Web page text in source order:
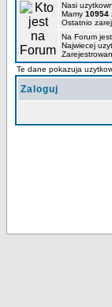
Nasi
Mamy 10954
Ostatnio
Na Forum jest
Najwiecej
Te dane pokazuja
Zaloguj